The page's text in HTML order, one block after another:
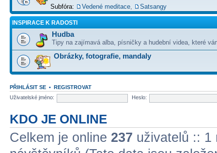
Subfóra: Vedené meditace Satsangy
INSPIRACE K RADOSTI
Hudba
Tipy na zajímavá alba, písničky a hudební videa, které
Obrázky, fotografie, mandaly
PŘIHLÁSIT SE • REGISTROVAT
Uživatelské jméno:
Heslo:
KDO JE ONLINE
Celkem je online 237 uživatelů :: 1